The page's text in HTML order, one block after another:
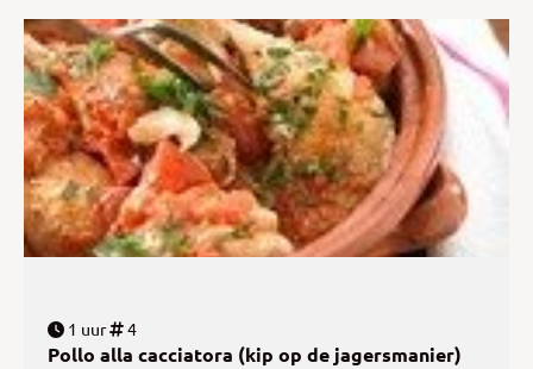
1 uur 4
Pollo alla cacciatora (kip op de jagersmanier)